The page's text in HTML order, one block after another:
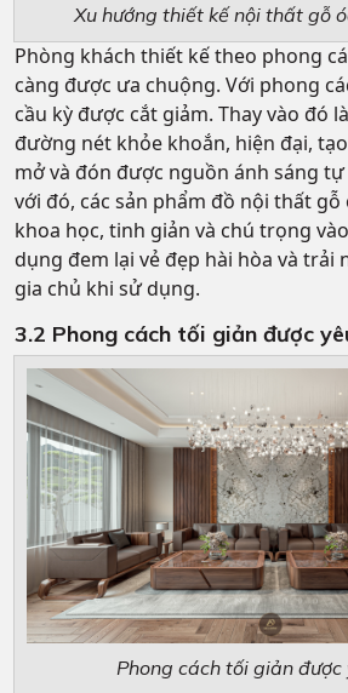
Xu hướng thiết kế nội thất gỗ
Phòng khách thiết kế theo phong
càng được ưa chuộng. Với phong
cầu kỳ được cắt giảm. Thay vào đó
đường nét khỏe khoắn, hiện đại,
mở và đón được nguồn ánh sáng
với đó, các sản phẩm đồ nội thất
khoa học, tinh giản và chú trọng
dụng đem lại vẻ đẹp hài hòa và trải
gia chủ khi sử dụng.
3.2 Phong cách tối giản được
Phong cách tối giản được